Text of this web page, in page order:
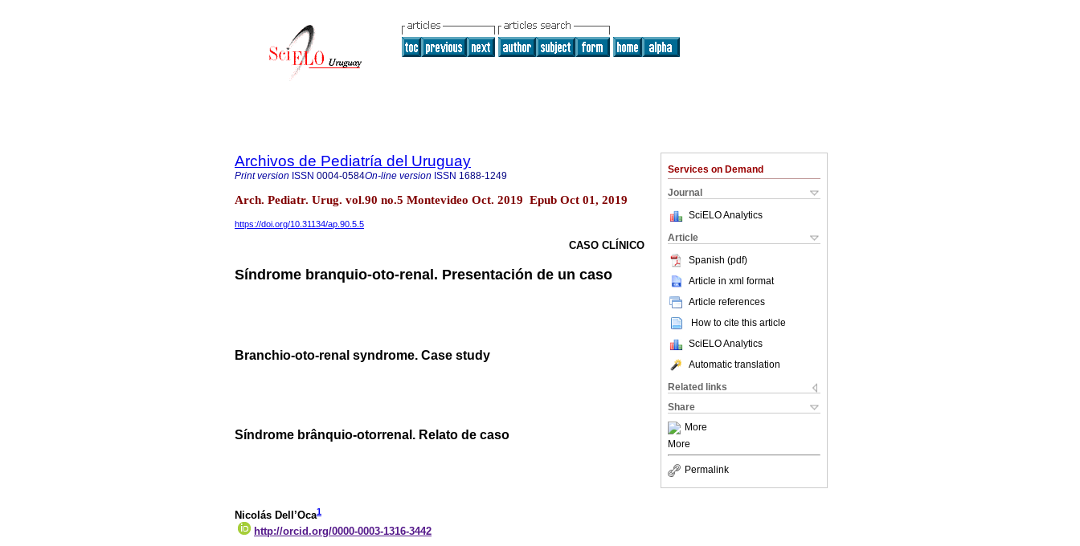
Services on Demand
Journal
SciELO Analytics
Article
Spanish (pdf)
Article in xml format
Article references
How to cite this article
SciELO Analytics
Automatic translation
Related links
Share
More
More
Permalink
Archivos de Pediatría del Uruguay
Print version ISSN 0004-0584On-line version ISSN 1688-1249
Arch. Pediatr. Urug. vol.90 no.5 Montevideo Oct. 2019 Epub Oct 01, 2019
https://doi.org/10.31134/ap.90.5.5
CASO CLÍNICO
Síndrome branquio-oto-renal. Presentación de un caso
Branchio-oto-renal syndrome. Case study
Síndrome brânquio-otorrenal. Relato de caso
Nicolás Dell’Oca1
http://orcid.org/0000-0003-1316-3442